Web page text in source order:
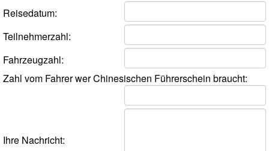
Reisedatum:
Teilnehmerzahl:
Fahrzeugzahl:
Zahl vom Fahrer wer Chinesischen Führerschein braucht:
Ihre Nachricht: